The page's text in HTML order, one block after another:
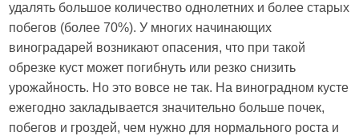
удалять большое количество однолетних и более старых
побегов (более 70%). У многих начинающих
виноградарей возникают опасения, что при такой
обрезке куст может погибнуть или резко снизить
урожайность. Но это вовсе не так. На виноградном кусте
ежегодно закладывается значительно больше почек,
побегов и гроздей, чем нужно для нормального роста и